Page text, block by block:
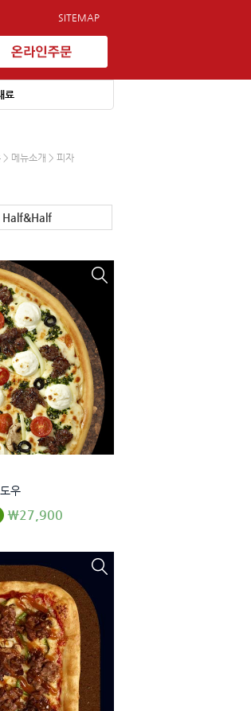
SITEMAP
료
> 메뉴소개 > 피자
Half&Half
우
₩27,900